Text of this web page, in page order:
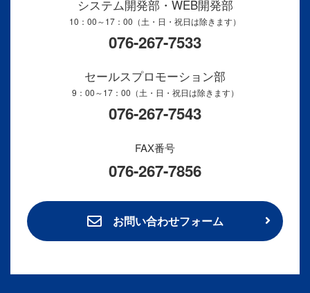
システム開発部・WEB開発部
10：00～17：00（土・日・祝日は除きます）
076-267-7533
セールスプロモーション部
9：00～17：00（土・日・祝日は除きます）
076-267-7543
FAX番号
076-267-7856
お問い合わせフォーム